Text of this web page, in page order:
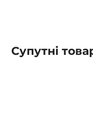
Супутні